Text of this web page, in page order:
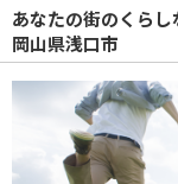
あなたの街のくらし
岡山県浅口市